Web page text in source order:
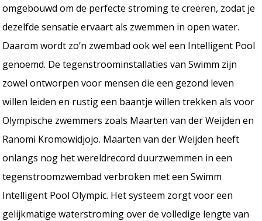
omgebouwd om de perfecte stroming te creëren, zodat je
dezelfde sensatie ervaart als zwemmen in open water.
Daarom wordt zo’n zwembad ook wel een Intelligent Pool
genoemd. De tegenstroominstallaties van Swimm zijn
zowel ontworpen voor mensen die een gezond leven
willen leiden en rustig een baantje willen trekken als voor
Olympische zwemmers zoals Maarten van der Weijden en
Ranomi Kromowidjojo. Maarten van der Weijden heeft
onlangs nog het wereldrecord duurzwemmen in een
tegenstroomzwembad verbroken met een Swimm
Intelligent Pool Olympic. Het systeem zorgt voor een
gelijkmatige waterstroming over de volledige lengte van